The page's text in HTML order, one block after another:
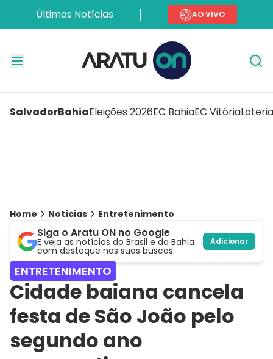
Últimas Notícias AO VIVO
SalvadorBahiaEleições 2026EC BahiaEC Vitória
Home Notícias Entretenimento
Siga o Aratu ON no Google
E veja as notícias do Brasil e da Bahia
com destaque nas suas buscas.
Adicionar
ENTRETENIMENTO
Cidade baiana cancela
festa de São João pelo
segundo ano